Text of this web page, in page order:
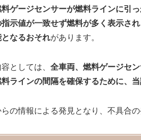
ゲージセンサーが燃料ラインに引
示値が一致せず燃料が多く表示さ
なるおそれがあります。
としては、 全車両、燃料ゲージセ
料ラインの間隔を確保するために、
の情報による発見となり、不具合